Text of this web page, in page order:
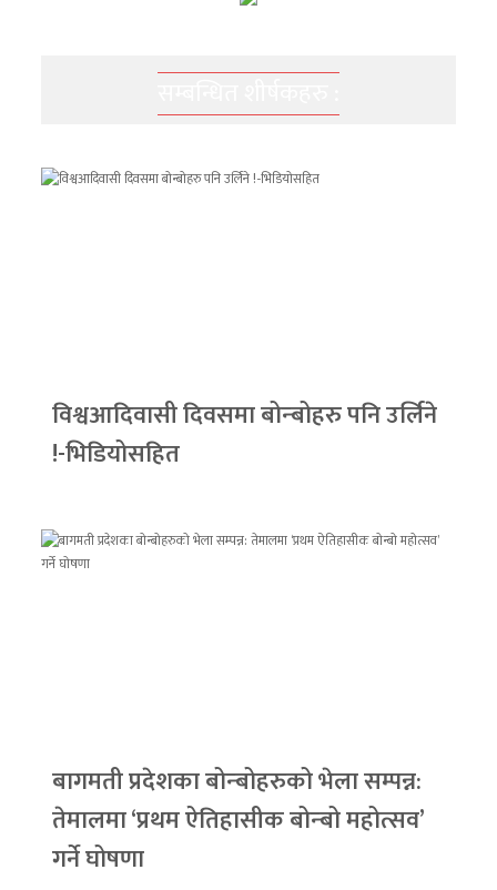
विश्वआदिवासी दिवसमा बोन्बोहरु पनि उर्लिने
!-भिडियोसहित
बागमती प्रदेशका बोन्बोहरुको भेला सम्पन्न:
तेमालमा ‘प्रथम ऐतिहासीक बोन्बो महोत्सव’
गर्ने घोषणा